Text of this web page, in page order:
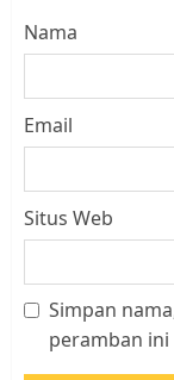
Nama
Email
Situs Web
Simpan
peramban